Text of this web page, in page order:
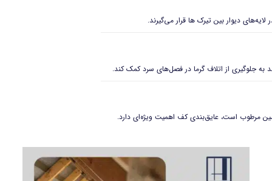
لایه‌های دیوار بین تیرک‌ ها قرار می‌گیرند.
جلوگیری از اتلاف گرما در فصل‌های سرد کمک کند.
مرطوب است، عایق‌بندی کف اهمیت ویژه‌ای دارد.